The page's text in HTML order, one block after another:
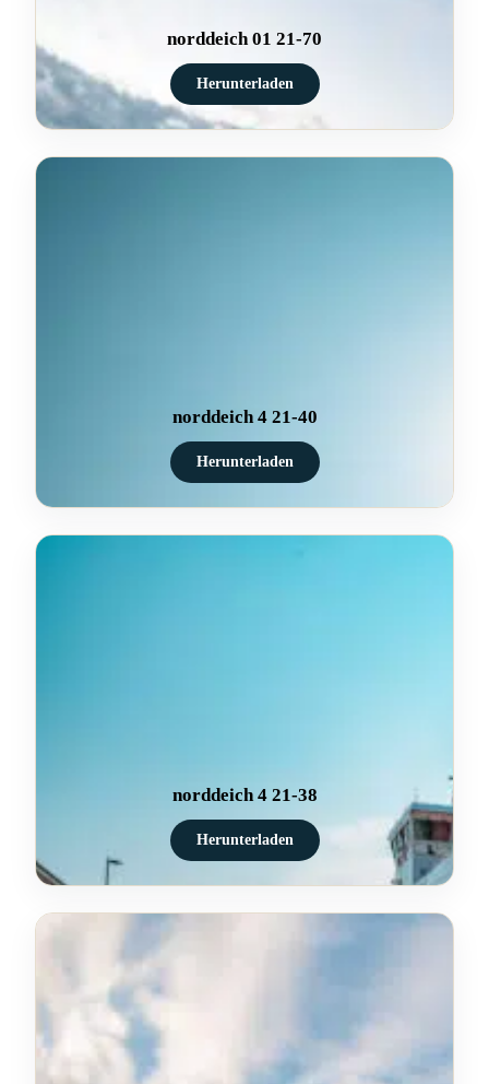
norddeich 01 21-70
Herunterladen
norddeich 4 21-40
Herunterladen
norddeich 4 21-38
Herunterladen